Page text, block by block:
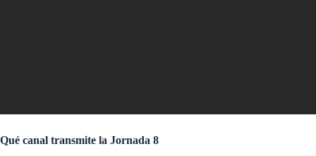
Qué canal transmite la Jornada 8